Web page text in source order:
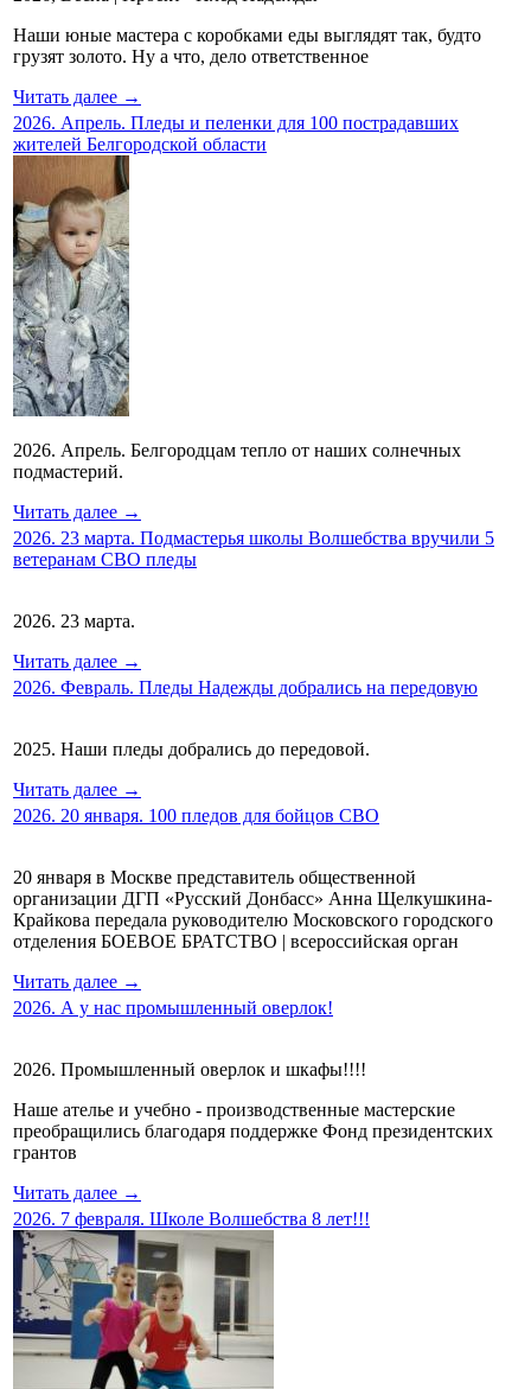
Наши юные мастера с коробками еды выглядят так, будто
грузят золото. Ну а что, дело ответственное
Читать далее →
2026. Апрель. Пледы и пеленки для 100 пострадавших
жителей Белгородской области
2026. Апрель. Белгородцам тепло от наших солнечных
подмастерий.
Читать далее →
2026. 23 марта. Подмастерья школы Волшебства вручили 5
ветеранам СВО пледы
2026. 23 марта.
Читать далее →
2026. Февраль. Пледы Надежды добрались на передовую
2025. Наши пледы добрались до передовой.
Читать далее →
2026. 20 января. 100 пледов для бойцов СВО
20 января в Москве представитель общественной
организации ДГП «Русский Донбасс» Анна Щелкушкина-
Крайкова передала руководителю Московского городского
отделения БОЕВОЕ БРАТСТВО | всероссийская орган
Читать далее →
2026. А у нас промышленный оверлок!
2026. Промышленный оверлок и шкафы!!!!
Наше ателье и учебно - производственные мастерские
преобращились благодаря поддержке Фонд президентских
грантов
Читать далее →
2026. 7 февраля. Школе Волшебства 8 лет!!!